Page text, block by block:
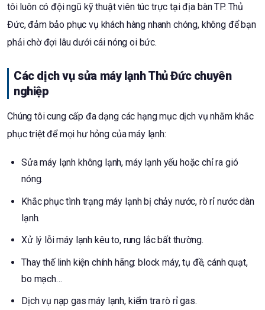
tôi luôn có đội ngũ kỹ thuật viên túc trực tại địa bàn TP. Thủ
Đức, đảm bảo phục vụ khách hàng nhanh chóng, không để bạn
phải chờ đợi lâu dưới cái nóng oi bức.
Các dịch vụ sửa máy lạnh Thủ Đức chuyên
nghiệp
Chúng tôi cung cấp đa dạng các hạng mục dịch vụ nhằm khắc
phục triệt để mọi hư hỏng của máy lạnh:
Sửa máy lạnh không lạnh, máy lạnh yếu hoặc chỉ ra gió
nóng.
Khắc phục tình trạng máy lạnh bị chảy nước, rò rỉ nước dàn
lạnh.
Xử lý lỗi máy lạnh kêu to, rung lắc bất thường.
Thay thế linh kiện chính hãng: block máy, tụ đề, cánh quạt,
bo mạch…
Dịch vụ nạp gas máy lạnh, kiểm tra rò rỉ gas.